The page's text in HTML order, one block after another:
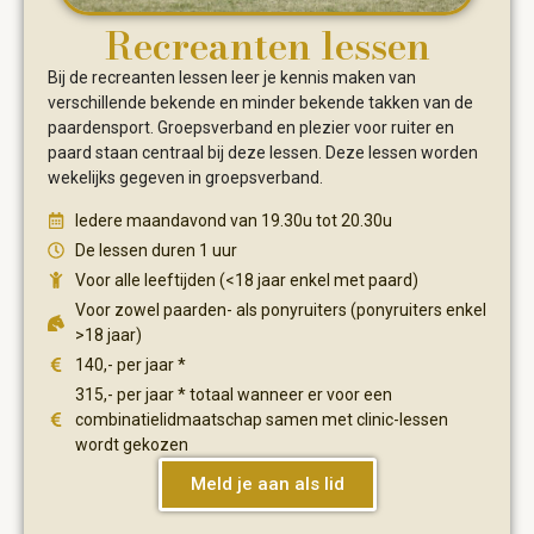
Recreanten lessen
Bij de recreanten lessen leer je kennis maken van
verschillende bekende en minder bekende takken van de
paardensport. Groepsverband en plezier voor ruiter en
paard staan centraal bij deze lessen. Deze lessen worden
wekelijks gegeven in groepsverband.
Iedere maandavond van 19.30u tot 20.30u
De lessen duren 1 uur
Voor alle leeftijden (<18 jaar enkel met paard)
Voor zowel paarden- als ponyruiters (ponyruiters enkel
>18 jaar)
140,- per jaar *
315,- per jaar * totaal wanneer er voor een
combinatielidmaatschap samen met clinic-lessen
wordt gekozen
Meld je aan als lid